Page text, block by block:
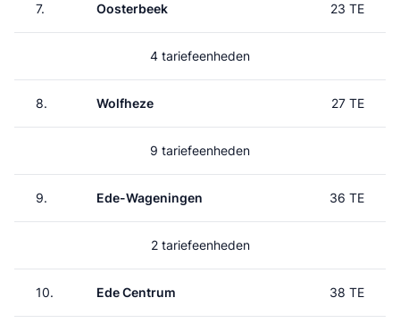
7. Oosterbeek 23 TE
4 tariefeenheden
8. Wolfheze 27 TE
9 tariefeenheden
9. Ede-Wageningen 36 TE
2 tariefeenheden
10. Ede Centrum 38 TE